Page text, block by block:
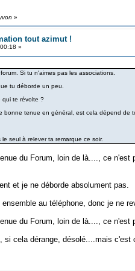
»
tout azimut !
»
Si tu n'aimes pas les associations.
tu déborde un peu.
qui te révolte ?
bonne tenue en général, est cela dépend de
seul à relever ta remarque ce soir.
du Forum, loin de là...., ce
et je ne déborde absolument pas.
au téléphone, donc je ne
du Forum, loin de là...., ce n'est
si cela dérange, désolé....mais